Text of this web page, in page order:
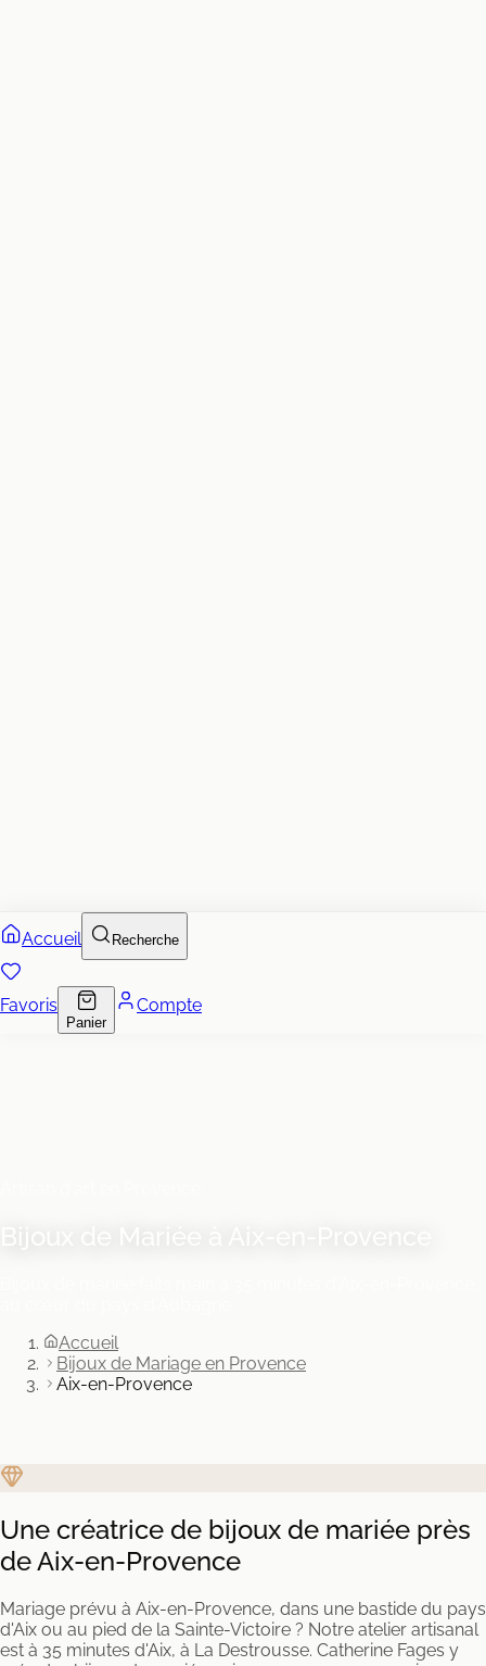
Accueil Recherche
Favoris
Panier
Compte
Accueil
Bijoux de Mariage en Provence
Aix-en-Provence
Une créatrice de bijoux de mariée près
de Aix-en-Provence
Mariage prévu à Aix-en-Provence, dans une bastide du pays
d'Aix ou au pied de la Sainte-Victoire ? Notre atelier artisanal
est à 35 minutes d'Aix, à La Destrousse. Catherine Fages y